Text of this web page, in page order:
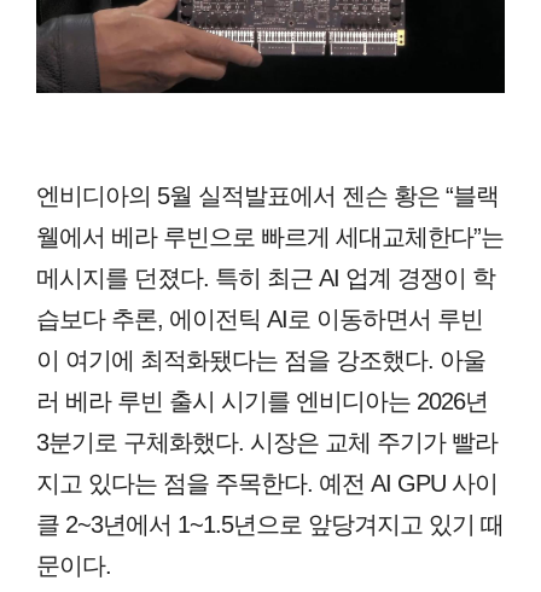
엔비디아의 5월 실적발표에서 젠슨 황은 “블랙
웰에서 베라 루빈으로 빠르게 세대교체한다”는
메시지를 던졌다. 특히 최근 AI 업계 경쟁이 학
습보다 추론, 에이전틱 AI로 이동하면서 루빈
이 여기에 최적화됐다는 점을 강조했다. 아울
러 베라 루빈 출시 시기를 엔비디아는 2026년
3분기로 구체화했다. 시장은 교체 주기가 빨라
지고 있다는 점을 주목한다. 예전 AI GPU 사이
클 2~3년에서 1~1.5년으로 앞당겨지고 있기 때
문이다.